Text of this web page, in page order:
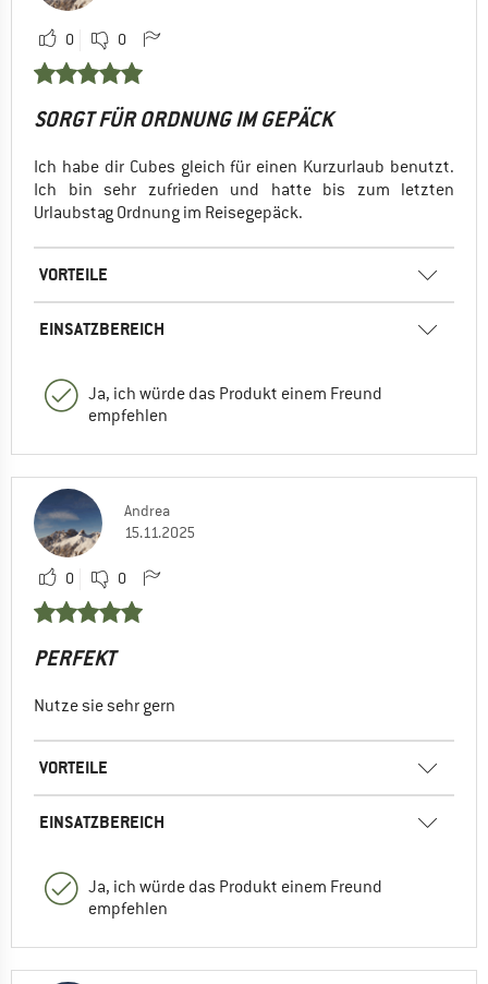
0 0
SORGT FÜR ORDNUNG IM GEPÄCK
Ich habe dir Cubes gleich für einen Kurzurlaub benutzt.
Ich bin sehr zufrieden und hatte bis zum letzten
Urlaubstag Ordnung im Reisegepäck.
VORTEILE
EINSATZBEREICH
Ja, ich würde das Produkt einem Freund
empfehlen
Andrea
15.11.2025
0 0
PERFEKT
Nutze sie sehr gern
VORTEILE
EINSATZBEREICH
Ja, ich würde das Produkt einem Freund
empfehlen